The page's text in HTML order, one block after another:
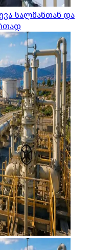
სალმანთან და